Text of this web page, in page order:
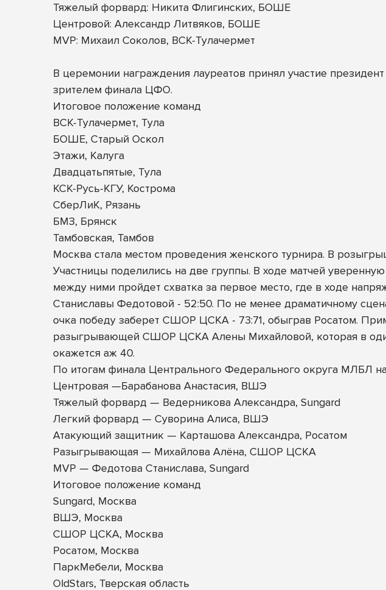
Тяжелый форвард: Никита Флигинских, БОШЕ
Центровой: Александр Литвяков, БОШЕ
MVP: Михаил Соколов, ВСК-Тулачермет
В церемонии награждения лауреатов принял участие
зрителем финала ЦФО.
Итоговое положение команд
ВСК-Тулачермет, Тула
БОШЕ, Старый Оскол
Этажи, Калуга
Двадцатьпятые, Тула
КСК-Русь-КГУ, Кострома
СберЛиК, Рязань
БМЗ, Брянск
Тамбовская, Тамбов
Москва стала местом проведения женского турнира. В
Участницы поделились на две группы. В ходе матчей
между ними пройдет схватка за первое место, где в ходе
Станиславы Федотовой - 52:50. По не менее драматичному
очка победу заберет СШОР ЦСКА - 73:71, обыграв Росатом.
разыгрывающей СШОР ЦСКА Алены Михайловой, которая в
окажется аж 40.
По итогам финала Центрального Федерального округа МЛБЛ
Центровая —Барабанова Анастасия, ВШЭ
Тяжелый форвард — Ведерникова Александра, Sungard
Легкий форвард — Суворина Алиса, ВШЭ
Атакующий защитник — Карташова Александра, Росатом
Разыгрывающая — Михайлова Алёна, СШОР ЦСКА
MVP — Федотова Станислава, Sungard
Итоговое положение команд
Sungard, Москва
ВШЭ, Москва
СШОР ЦСКА, Москва
Росатом, Москва
ПаркМебели, Москва
OldStars, Тверская область